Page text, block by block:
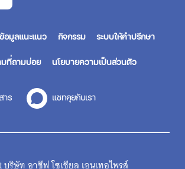
อมูลแนะแนว กิจกรรม ระบบให้คำปรึกษา
มที่ถามบ่อย นโยบายความเป็นส่วนตัว
าร แชทคุยกับเรา
บริษัท อาชีฟ โซเชียล เอนเทอไพรส์